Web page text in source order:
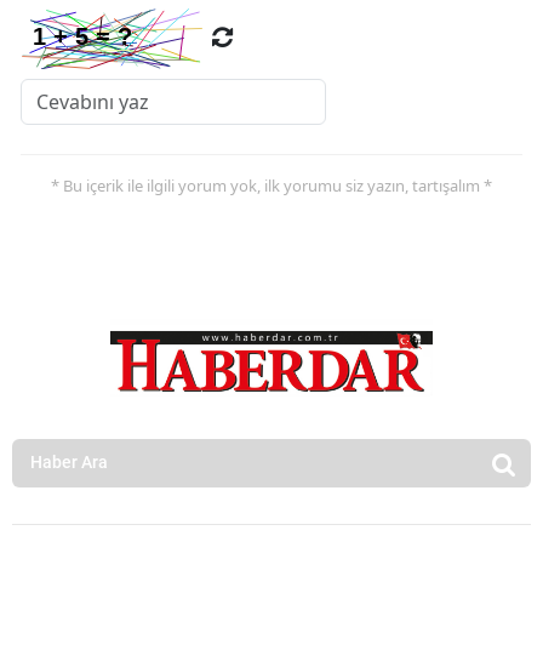
* Bu içerik ile ilgili yorum yok, ilk yorumu siz yazın, tartışalım *